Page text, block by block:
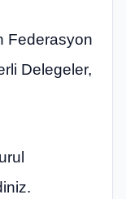
Federasyon
Delegeler,